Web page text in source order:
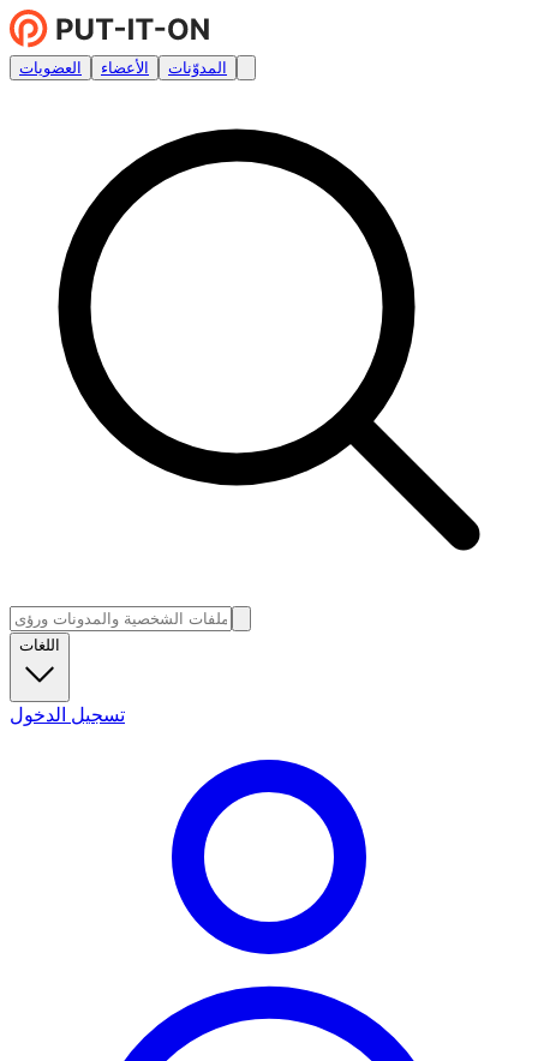
العضويات الأعضاء المدوّنات
اللغات
تسجيل الدخول